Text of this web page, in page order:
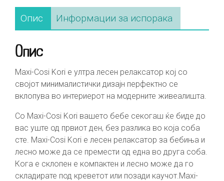
Опис Информации за испорака
Опис
Maxi-Cosi Kori е ултра лесен релаксатор кој со
својот минималистички дизајн перфектно се
вклопува во интериерот на модерните живеалишта.
Со Maxi-Cosi Kori вашето бебе секогаш ќе биде до
вас уште од првиот ден, без разлика во која соба
сте. Maxi-Cosi Kori е лесен релаксатор за бебиња и
лесно може да се премести од една во друга соба.
Кога е склопен е компактен и лесно може да го
складирате под креветот или позади каучот.Maxi-